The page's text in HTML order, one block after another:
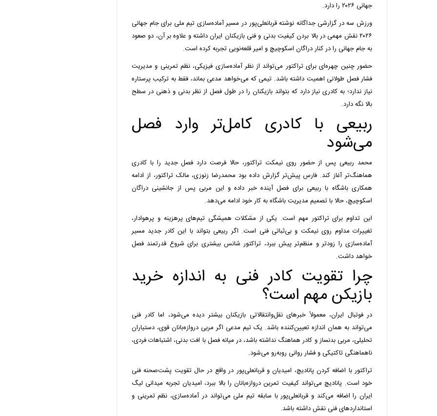
جهانی ۲۰۲۶ را دارد.
ورزش سه در گزارشی جداگانه نوشته قربانعلی‌پور در مسیر آماده‌سازی تیم ملی برای جام جهانی
۲۰۲۶ نقش مهمی در بالا بردن کیفیت بدنی و فنی بازیکنان ایران داشته و علاوه بر آن، دو صعود
به جام جهانی را در کنار دراگان اسکوچیچ و امیر قلعه‌نویی تجربه کرده است.
حضور چنین چهره‌ای برای تراکتور می‌تواند از نظر آماده‌سازی فیزیکی، نظم تمرینی و مدیریت
فشار فصل طولانی اهمیت داشته باشد. تیمی که می‌خواهد مدعی بماند، فقط به ترکیب پرستاره
نیاز ندارد؛ به کادری نیاز دارد که بتواند بازیکنان را در طول فصل از نظر بدنی و ذهنی در سطح
بالا نگه دارد.
ربیعی با کادری کامل‌تر وارد فصل
می‌شود
محمد ربیعی پس از حضور روی نیمکت تراکتور، حالا فرصت دارد فصل جدید را با کادری
هماهنگ‌تر آغاز کند. فارس پیش‌تر گزارش داده بود محمدرضا زنوزی، مالک تراکتور، از ادامه
همکاری باشگاه با ربیعی برای فصل آینده خبر داده و این مربی پس از جانشینی دراگان
اسکوچیچ، حالا با تصمیم مدیریت باشگاه به کار خود ادامه می‌دهد.
این تداوم برای تراکتور مهم است. یکی از مشکلات همیشگی تیم‌های پرهزینه و پرهوادار،
تغییرات مداوم روی نیمکت و بی‌ثباتی فنی است. اگر ربیعی بتواند با این کادر جدید مسیر
آماده‌سازی را زودتر و منظم‌تر پیش ببرد، تراکتور شانس بیشتری برای شروع قدرتمند فصل
خواهد داشت.
چرا تقویت کادر فنی به اندازه خرید
بازیکن مهم است؟
در فوتبال ایران، معمولاً خبرهای نقل‌وانتقالاتی بازیکنان بیشتر دیده می‌شود، اما کادر فنی
می‌تواند به همان اندازه تعیین‌کننده باشد. یک تیم مدعی اگر مربی دروازه‌بانان قوی، دستیاران
تحلیلی، مربی بدنساز و کادر هماهنگ نداشته باشد، در میانه فصل با افت بدنی، اشتباهات فردی،
ناهماهنگی تاکتیکی و فشار روانی روبه‌رو می‌شود.
تراکتور با اضافه کردن پانادیچ، امیدیان و قربانعلی‌پور در واقع در حال تقویت پشت‌صحنه فنی
خود است. پانادیچ می‌تواند کیفیت تمرین دروازه‌بانان را بالا ببرد، امیدیان تجربه میدانی لیگ
ایران را اضافه می‌کند و قربانعلی‌پور با سابقه تیم ملی می‌تواند در آماده‌سازی، نظم تمرینی و
استانداردهای فنی نقش داشته باشد.